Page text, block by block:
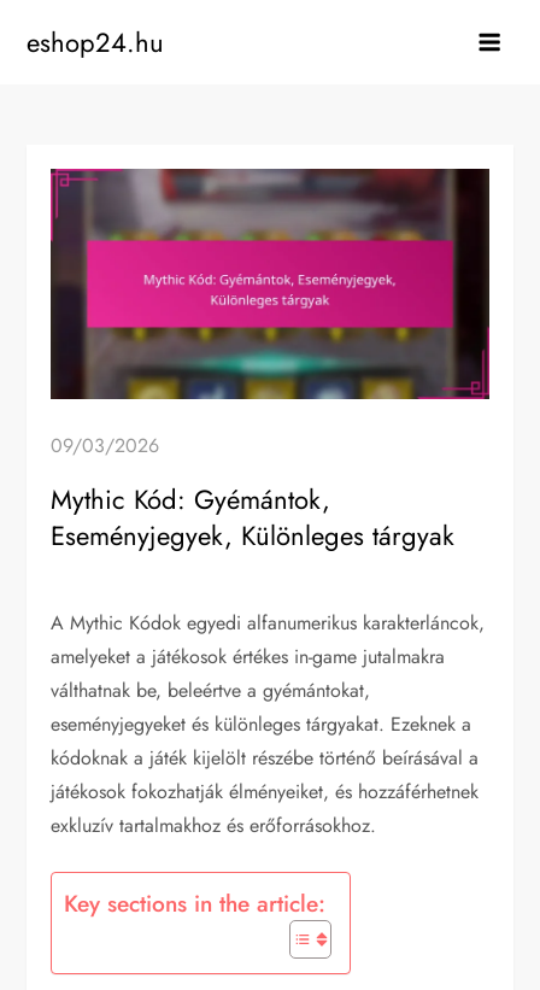
eshop24.hu
09/03/2026
Mythic Kód: Gyémántok,
Eseményjegyek, Különleges tárgyak
A Mythic Kódok egyedi alfanumerikus karakterláncok,
amelyeket a játékosok értékes in-game jutalmakra
válthatnak be, beleértve a gyémántokat,
eseményjegyeket és különleges tárgyakat. Ezeknek a
kódoknak a játék kijelölt részébe történő beírásával a
játékosok fokozhatják élményeiket, és hozzáférhetnek
exkluzív tartalmakhoz és erőforrásokhoz.
Key sections in the article: